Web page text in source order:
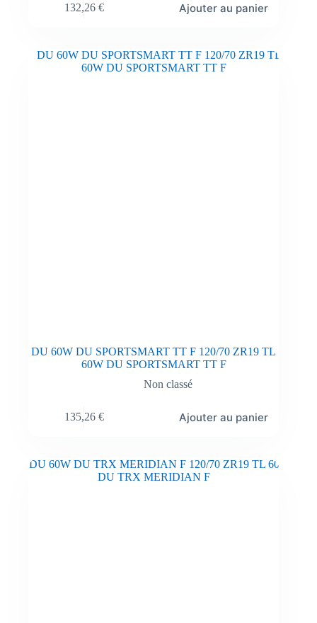
132,26 € Ajouter au panier
DU 60W DU SPORTSMART TT F 120/70 ZR19 TL
60W DU SPORTSMART TT F
Non classé
135,26 € Ajouter au panier